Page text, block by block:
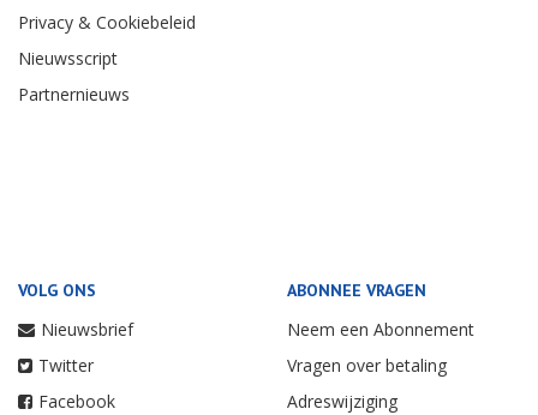
Privacy & Cookiebeleid
Nieuwsscript
Partnernieuws
VOLG ONS
Nieuwsbrief
Twitter
Facebook
ABONNEE VRAGEN
Neem een Abonnement
Vragen over betaling
Adreswijziging